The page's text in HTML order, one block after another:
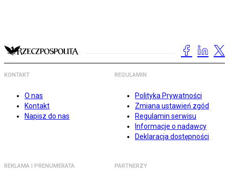
KONTAKT
O nas
Kontakt
Napisz do nas
REGULAMIN
Polityka Prywatności
Zmiana ustawień zgód
Regulamin serwisu
Informacje o nadawcy
Deklaracja dostępności
REKLAMA I PRENUMERATA PARTNERZY